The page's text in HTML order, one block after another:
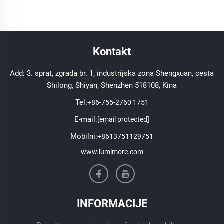
Kontakt
Add: 3. sprat, zgrada br. 1, industrijska zona Shengxuan, cesta
Shilong, Shiyan, Shenzhen 518108, Kina
Tel:+86-755-2760 1751
E-mail:[email protected]
Mobilni:+8613751129751
www.lumimore.com
INFORMACIJE